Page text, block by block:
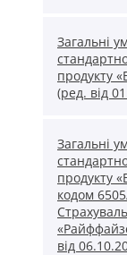
Загальні
продукту
(ред. від
Загальні
продукту
кодом
від